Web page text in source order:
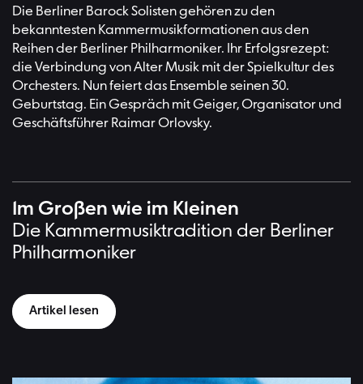
Die Berliner Barock Solisten gehören zu den
bekanntesten Kammermusikformationen aus den
Reihen der Berliner Philharmoniker. Ihr Erfolgsrezept:
die Verbindung von Alter Musik mit der Spielkultur des
Orchesters. Nun feiert das Ensemble seinen 30.
Geburtstag. Ein Gespräch mit Geiger, Organisator und
Geschäftsführer Raimar Orlovsky.
Im Großen wie im Kleinen
Die Kammermusiktradition der Berliner
Philharmoniker
Artikel lesen